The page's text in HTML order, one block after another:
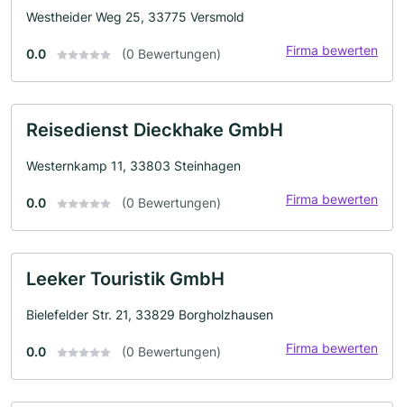
Westheider Weg 25, 33775 Versmold
0.0 (0 Bewertungen) Firma bewerten
Reisedienst Dieckhake GmbH
Westernkamp 11, 33803 Steinhagen
0.0 (0 Bewertungen) Firma bewerten
Leeker Touristik GmbH
Bielefelder Str. 21, 33829 Borgholzhausen
0.0 (0 Bewertungen) Firma bewerten